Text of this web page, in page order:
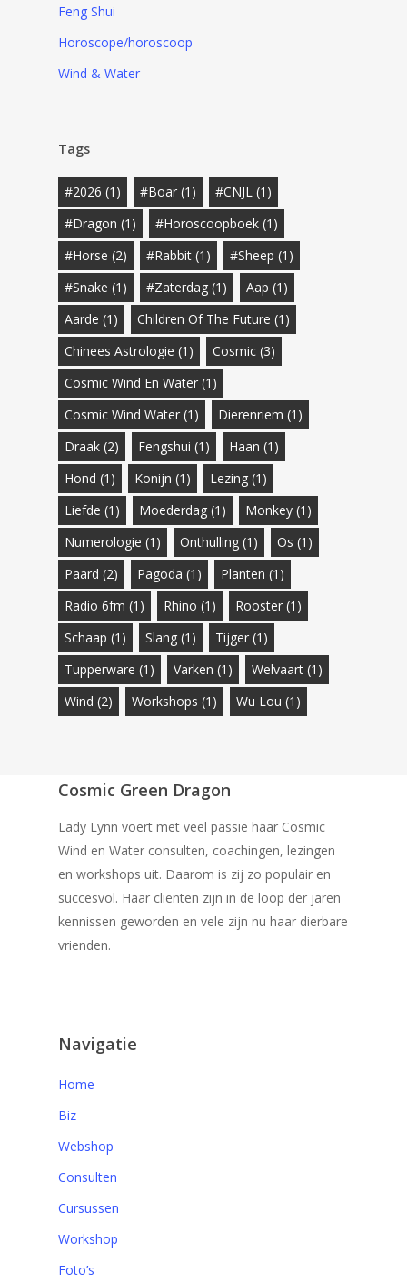
Feng Shui
Horoscope/horoscoop
Wind & Water
Tags
#2026 (1) #Boar (1) #CNJL (1)
#Dragon (1) #horoscoopboek (1)
#Horse (2) #Rabbit (1) #Sheep (1)
#Snake (1) #zaterdag (1) Aap (1)
Aarde (1) Children Of The Future (1)
Chinees Astrologie (1) Cosmic (3)
Cosmic Wind En Water (1)
Cosmic Wind Water (1) Dierenriem (1)
Draak (2) Fengshui (1) Haan (1)
Hond (1) Konijn (1) Lezing (1)
Liefde (1) Moederdag (1) Monkey (1)
Numerologie (1) Onthulling (1) Os (1)
Paard (2) Pagoda (1) Planten (1)
Radio 6fm (1) Rhino (1) Rooster (1)
Schaap (1) Slang (1) Tijger (1)
Tupperware (1) Varken (1) Welvaart (1)
Wind (2) Workshops (1) Wu Lou (1)
Cosmic Green Dragon
Lady Lynn voert met veel passie haar Cosmic
Wind en Water consulten, coachingen, lezingen
en workshops uit. Daarom is zij zo populair en
succesvol. Haar cliënten zijn in de loop der jaren
kennissen geworden en vele zijn nu haar dierbare
vrienden.
Navigatie
Home
Biz
Webshop
Consulten
Cursussen
Workshop
Foto’s